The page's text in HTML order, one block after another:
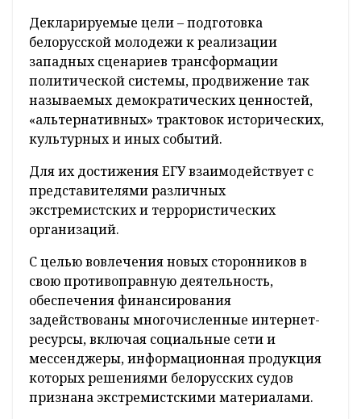
Декларируемые цели – подготовка
белорусской молодежи к реализации
западных сценариев трансформации
политической системы, продвижение так
называемых демократических ценностей,
«альтернативных» трактовок исторических,
культурных и иных событий.
Для их достижения ЕГУ взаимодействует с
представителями различных
экстремистских и террористических
организаций.
С целью вовлечения новых сторонников в
свою противоправную деятельность,
обеспечения финансирования
задействованы многочисленные интернет-
ресурсы, включая социальные сети и
мессенджеры, информационная продукция
которых решениями белорусских судов
признана экстремистскими материалами.